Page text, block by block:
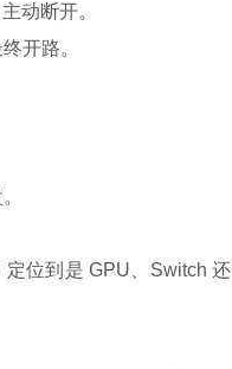
动断开。
开路。
位到是 GPU、Switch 还